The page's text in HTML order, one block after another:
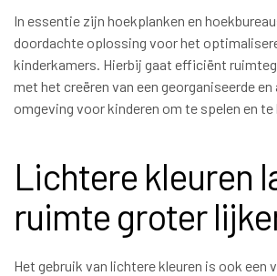
In essentie zijn hoekplanken en
doordachte oplossing voor het
kinderkamers. Hierbij gaat efficiënt
met het creëren van een georganiseerde en
omgeving voor kinderen om te spelen en te
Lichtere kleuren
ruimte groter
Het gebruik van lichtere kleuren is ook een